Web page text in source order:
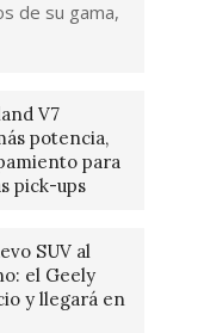
de su gama,
V7
potencia,
para
pick-ups
SUV al
el Geely
y llegará en